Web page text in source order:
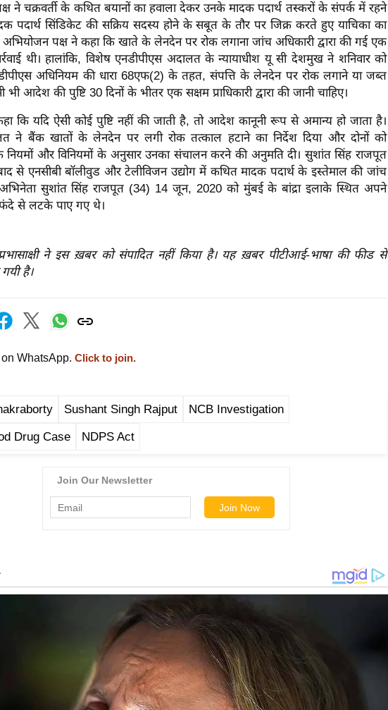
ने चक्रवर्ती के कथित बयानों का हवाला देकर उनके मादक पदार्थ तस्करों के संपर्क में रहने
पदार्थ सिंडिकेट की सक्रिय सदस्य होने के सबूत के तौर पर जिक्र करते हुए याचिका का
अभियोजन पक्ष ने कहा कि खाते के लेनदेन पर रोक लगाना जांच अधिकारी द्वारा की गई एक
थी। हालांकि, विशेष एनडीपीएस अदालत के न्यायाधीश यू सी देशमुख ने शनिवार को
अधिनियम की धारा 68एफ(2) के तहत, संपत्ति के लेनदेन पर रोक लगाने या जब्त
आदेश की पुष्टि 30 दिनों के भीतर एक सक्षम प्राधिकारी द्वारा की जानी चाहिए।
कि यदि ऐसी कोई पुष्टि नहीं की जाती है, तो आदेश कानूनी रूप से अमान्य हो जाता है।
ने बैंक खातों के लेनदेन पर लगी रोक तत्काल हटाने का निर्देश दिया और दोनों को
और विनियमों के अनुसार उनका संचालन करने की अनुमति दी। सुशांत सिंह राजपूत
से एनसीबी बॉलीवुड और टेलीविजन उद्योग में कथित मादक पदार्थ के इस्तेमाल की जांच
सुशांत सिंह राजपूत (34) 14 जून, 2020 को मुंबई के बांद्रा इलाके स्थित अपने
फंदे से लटके पाए गए थे।
ने इस ख़बर को संपादित नहीं किया है। यह ख़बर पीटीआई-भाषा की फीड से
है।
WhatsApp. Click to join.
Sushant Singh Rajput NCB Investigation
Drug Case NDPS Act